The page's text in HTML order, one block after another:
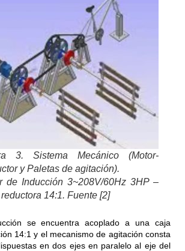
3. Sistema Mecánico (Motor-
y Paletas de agitación).
de Inducción 3~208V/60Hz 3HP –
14:1. Fuente [2]
se encuentra acoplado a una caja
14:1 y el mecanismo de agitación consta
en dos ejes en paralelo al eje del